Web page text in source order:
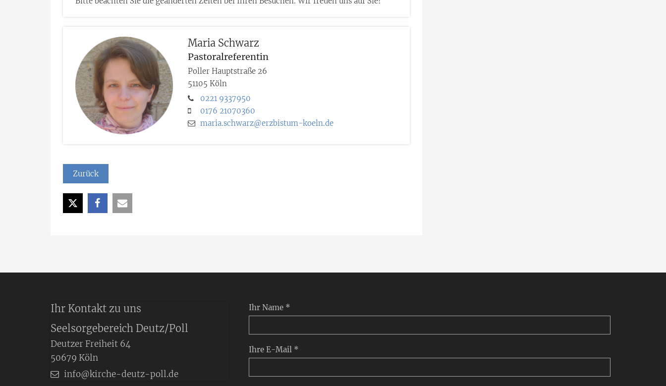
MariaSchwarz
Pastoralreferentin
Poller Hauptstraße 26
51105 Köln
0221 9337950
0176 21070360
maria.schwarz@erzbistum-koeln.de
Zurück
Ihr Name *
Ihre E-Mail *
Ihr Kontakt zu uns
Seelsorgebereich Deutz/Poll
Deutzer Freiheit 64
50679 Köln
info@kirche-deutz-poll.de